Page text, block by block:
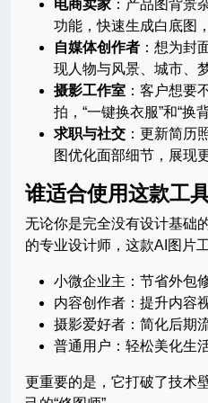
电商卖家 ：产品图背景
功能，快速生成白底图
自媒体创作者 ：想为封
现人物与风景、城市、
摄影工作室 ：客户想要
拍，“一键换衣服”和“换
求职与社交 ：更新简历
图优化面部细节，展现
谁适合使用这款工
无论你是完全没有设计基础
的专业设计师，这款AI图片
小微企业主：节省外包
内容创作者：提升内容
摄影爱好者：简化后期
普通用户：轻松美化生
更重要的是，它打破了技术